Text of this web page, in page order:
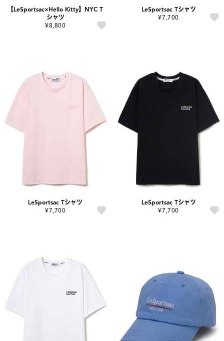
【LeSportsac×Hello Kitty】NYC T
シャツ
¥8,800
LeSportsac Tシャツ
¥7,700
LeSportsac Tシャツ
¥7,700
LeSportsac Tシャツ
¥7,700